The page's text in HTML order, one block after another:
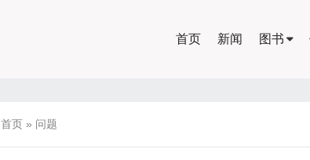
首页 新闻 图书
首页 » 问题